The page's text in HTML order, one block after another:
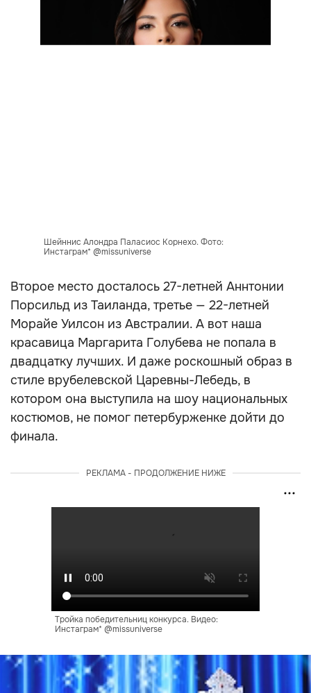
Шейннис Алондра Паласиос Корнехо. Фото:
Инстаграм* @missuniverse
Второе место досталось 27-летней Аннтонии
Порсильд из Таиланда, третье — 22-летней
Морайе Уилсон из Австралии. А вот наша
красавица Маргарита Голубева не попала в
двадцатку лучших. И даже роскошный образ в
стиле врубелевской Царевны-Лебедь, в
котором она выступила на шоу национальных
костюмов, не помог петербурженке дойти до
финала.
РЕКЛАМА - ПРОДОЛЖЕНИЕ НИЖЕ
Тройка победительниц конкурса. Видео:
Инстаграм* @missuniverse